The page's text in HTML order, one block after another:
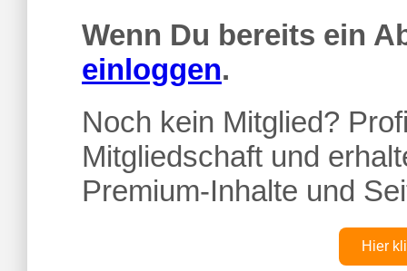
Wenn Du bereits ein
einloggen.
Noch kein Mitglied?
Mitgliedschaft und
Premium-Inhalte und
Hier